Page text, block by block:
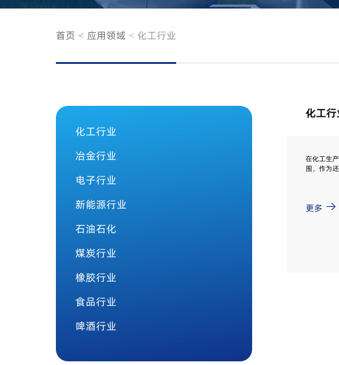
首页 应用领域 化工行业
化工行业
冶金行业
电子行业
新能源行业
石油石化
煤炭行业
橡胶行业
食品行业
啤酒行业
化工
在化工生
围，作为
更多